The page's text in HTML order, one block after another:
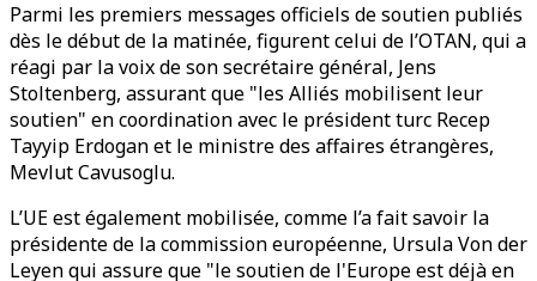
Parmi les premiers messages officiels de soutien publiés
dès le début de la matinée, figurent celui de l’OTAN, qui a
réagi par la voix de son secrétaire général, Jens
Stoltenberg, assurant que "les Alliés mobilisent leur
soutien" en coordination avec le président turc Recep
Tayyip Erdogan et le ministre des affaires étrangères,
Mevlut Cavusoglu.
L’UE est également mobilisée, comme l’a fait savoir la
présidente de la commission européenne, Ursula Von der
Leyen qui assure que "le soutien de l'Europe est déjà en